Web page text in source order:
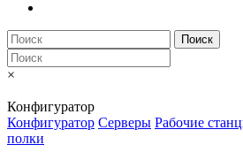
Поиск
×
Конфигуратор
Конфигуратор Серверы Рабочие
полки